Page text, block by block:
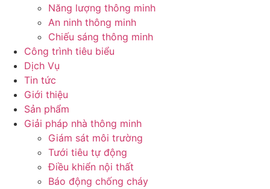
Năng lượng thông minh
An ninh thông minh
Chiếu sáng thông minh
Công trình tiêu biểu
Dịch Vụ
Tin tức
Giới thiệu
Sản phẩm
Giải pháp nhà thông minh
Giám sát môi trường
Tưới tiêu tự động
Điều khiển nội thất
Báo động chống cháy